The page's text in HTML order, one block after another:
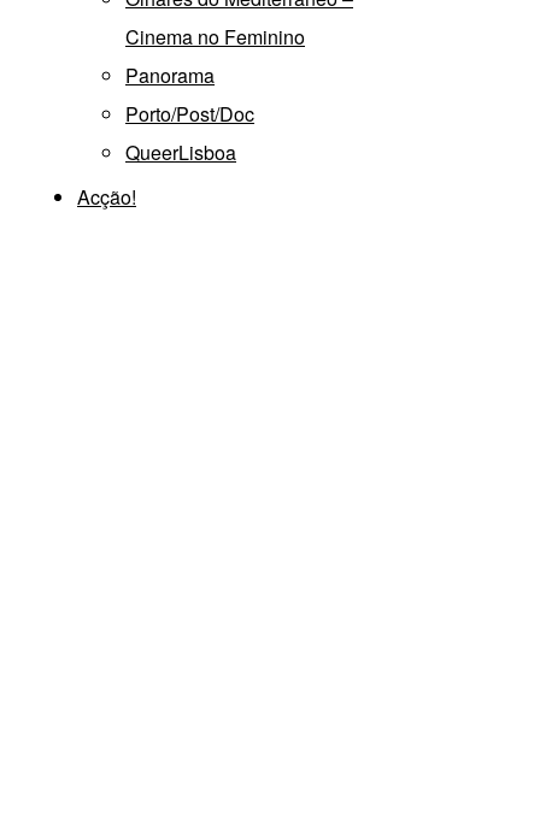
Cinema no Feminino
Panorama
Porto/Post/Doc
QueerLisboa
Acção!